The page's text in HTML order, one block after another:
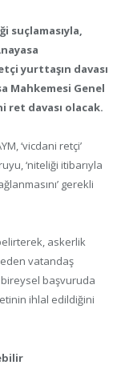
suçlamasıyla,
yurttaşın davası
Mahkemesi Genel
ret davası olacak.
‘vicdani retçi’
‘niteliği itibarıyla
gerekli
askerlik
vatandaş
bireysel başvuruda
ihlal edildiğini